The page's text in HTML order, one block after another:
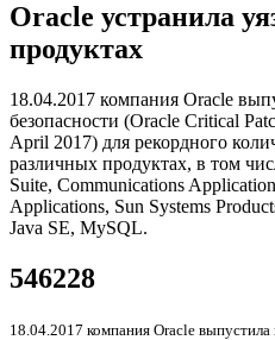
Oracle устранила
продуктах
18.04.2017 компания Oracle
безопасности (Oracle Critical
April 2017) для рекордного
различных продуктах, в том
Suite, Communications
Applications, Sun Systems
Java SE, MySQL.
546228
18.04.2017 компания Oracle выпустила